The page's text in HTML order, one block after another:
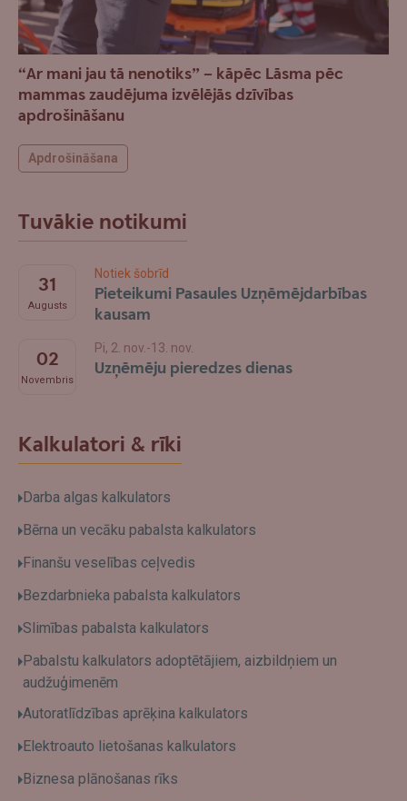
“Ar mani jau tā nenotiks” – kāpēc Lāsma pēc
mammas zaudējuma izvēlējās dzīvības
apdrošināšanu
Apdrošināšana
Tuvākie notikumi
31
Augusts
Notiek šobrīd
Pieteikumi Pasaules Uzņēmējdarbības
kausam
02
Novembris
Pi, 2. nov.-13. nov.
Uzņēmēju pieredzes dienas
Kalkulatori & rīki
Darba algas kalkulators
Bērna un vecāku pabalsta kalkulators
Finanšu veselības ceļvedis
Bezdarbnieka pabalsta kalkulators
Slimības pabalsta kalkulators
Pabalstu kalkulators adoptētājiem, aizbildņiem un
audžuģimenēm
Autoratlīdzības aprēķina kalkulators
Elektroauto lietošanas kalkulators
Biznesa plānošanas rīks